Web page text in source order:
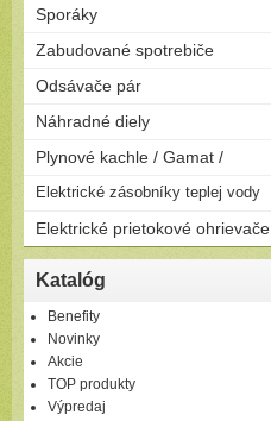
uhlie
Solárne zostavy - vákuové
Regulátory
Sporáky
Plynové
Kombinované
Zabudované spotrebiče
Rúry
Umývačky riadu
Odsávače pár
Komínové
Ostrovčekové
Náhradné diely
Plynové kachle / Gamat /
Plynové kachle
Elektrické zásobníky teplej vody
Závesné
Ležaté
Elektrické prietokové ohrievače
Elektrické prietokové
ohrievače
Katalóg
Benefity
Novinky
Akcie
TOP produkty
Výpredaj